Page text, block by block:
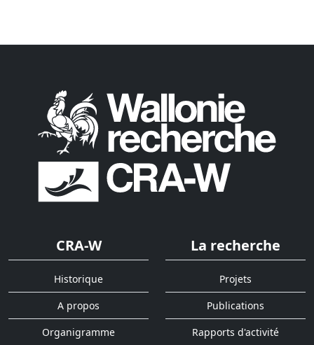
CRA-W
Historique
A propos
Organigramme
La recherche
Projets
Publications
Rapports d'activité